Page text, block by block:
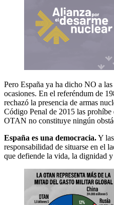
Pero España ya ha dicho NO a
ocasiones. En el referéndum de
rechazó la presencia de armas
Código Penal de 2015 las
OTAN no constituye ningún
España es una democracia.Y
responsabilidad de situarse en el
que defiende la vida, la dignidad y